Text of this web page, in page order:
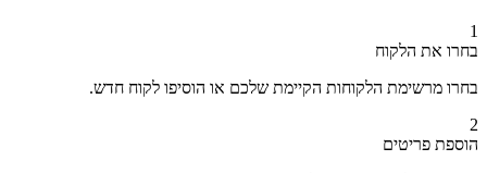
1
בחרו את הלקוח
בחרו מרשימת הלקוחות הקיימת שלכם או הוסיפו לקוח חדש.
2
הוספת פריטים